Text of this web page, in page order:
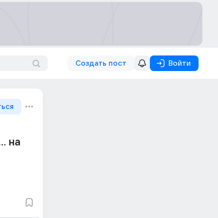
Создать пост Войти
на